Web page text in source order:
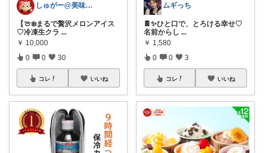
しゅがー@美味しいスイーツや雑貨紹介
【🍈❄️まるで贅沢メロンアイス
♡冷凍生クラ ...
￥ 10,000
0 0 30
コレ いいね
ムギっち
🍫✨ひと口で、とろける幸せ♡
名前からし ...
￥ 1,580
0 0 3
コレ いいね